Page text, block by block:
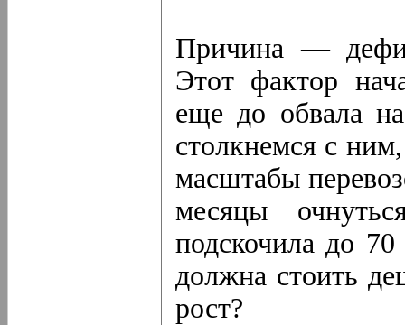
Причина —
Этот фактор
еще до обвала
столкнемся с
масштабы
месяцы
подскочила до
должна стоить
рост?